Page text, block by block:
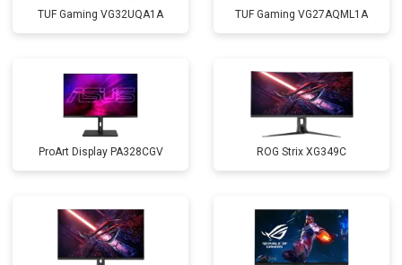
TUF Gaming VG32UQA1A TUF Gaming VG27AQML1A
ProArt Display PA328CGV ROG Strix XG349C